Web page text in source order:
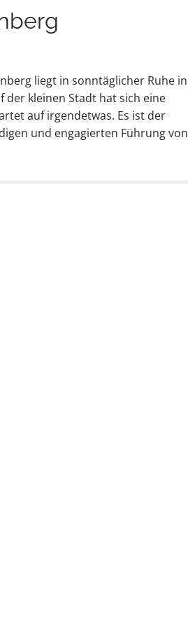
liegt in sonntäglicher Ruhe in
der kleinen Stadt hat sich eine
auf irgendetwas. Es ist der
und engagierten Führung von